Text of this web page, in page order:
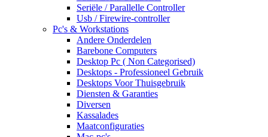
Seriële / Parallelle Controller
Usb / Firewire-controller
Pc's & Workstations
Andere Onderdelen
Barebone Computers
Desktop Pc ( Non Categorised)
Desktops - Professioneel Gebruik
Desktops Voor Thuisgebruik
Diensten & Garanties
Diversen
Kassalades
Maatconfiguraties